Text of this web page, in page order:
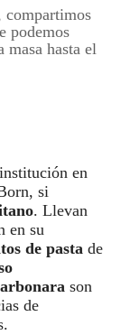
podemos
masa hasta el
en
si
. Llevan
en su
de pasta de
son
de